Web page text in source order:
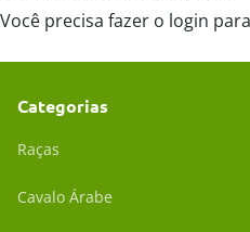
Você precisa fazer o login
Categorias
Raças
Cavalo Árabe